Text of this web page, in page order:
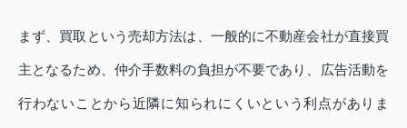
まず、買取という売却方法は、一般的に不動産会社が直接買
主となるため、仲介手数料の負担が不要であり、広告活動を
行わないことから近隣に知られにくいという利点がありま